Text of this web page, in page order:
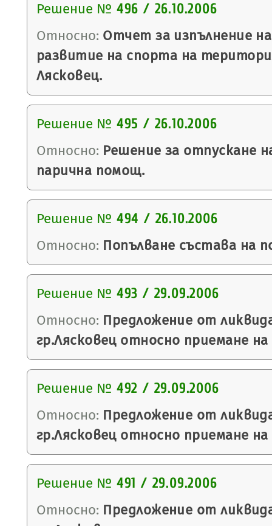
Решение № 496 / 26.10.2006
Относно: Отчет за изпълнение
развитие на спорта на
Лясковец.
Решение № 495 / 26.10.2006
Относно: Решение за отпускане
парична помощ.
Решение № 494 / 26.10.2006
Относно: Попълване състава на
Решение № 493 / 29.09.2006
Относно: Предложение от
гр.Лясковец относно приемане
Решение № 492 / 29.09.2006
Относно: Предложение от
гр.Лясковец относно приемане
Решение № 491 / 29.09.2006
Относно: Предложение от